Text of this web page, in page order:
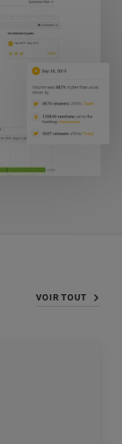
VOIR TOUT